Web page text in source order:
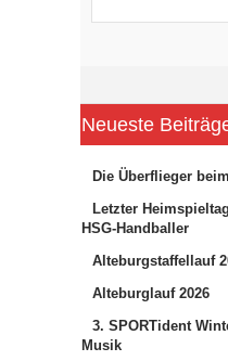
Neueste
Die Überflieger
Letzter
HSG-Handballer
Alteburgstaffellauf
Alteburglauf 2026
3. SPORTident
Musik